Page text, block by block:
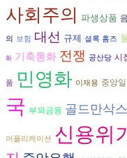
사회주의 파생상품
의 보험 대선 규제 셜록 홈즈
화 기축통화 전쟁 공산당 시
품 민영화 이재용 중앙
국 부외금융 골드만삭스
어플리케이션 신용위